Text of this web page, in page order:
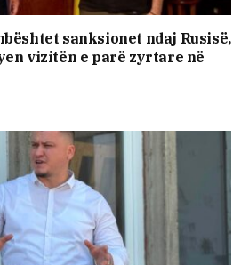
sanksionet ndaj Rusisë,
vizitën e parë zyrtare në